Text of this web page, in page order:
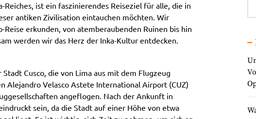
Reiches, ist ein faszinierendes Reiseziel für alle, die in
antiken Zivilisation eintauchen möchten. Wir
erkunden, von atemberaubenden Ruinen bis hin
werden wir das Herz der Inka-Kultur entdecken.
Cusco, die von Lima aus mit dem Flugzeug
Alejandro Velasco Astete International Airport (CUZ)
angeflogen. Nach der Ankunft in
sein, da die Stadt auf einer Höhe von etwa